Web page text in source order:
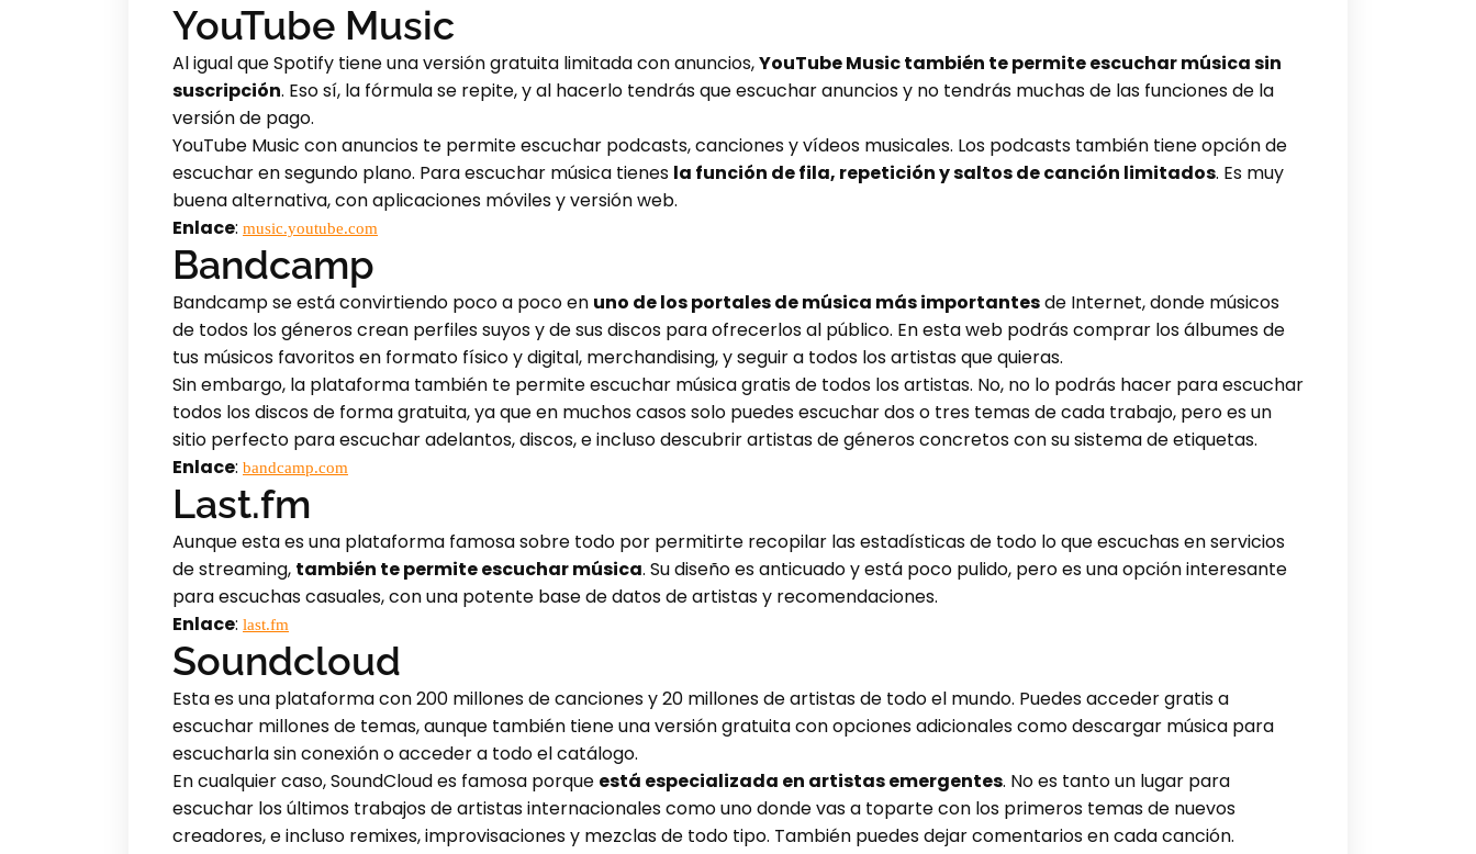
YouTube Music
Al igual que Spotify tiene una versión gratuita limitada con anuncios,YouTube Music también te permite escuchar música sin
suscripción. Eso sí, la fórmula se repite, y al hacerlo tendrás que escuchar anuncios y no tendrás muchas de las funciones de la
versión de pago.
YouTube Music con anuncios te permite escuchar podcasts, canciones y vídeos musicales. Los podcasts también tiene opción de
escuchar en segundo plano. Para escuchar música tienes la función de fila, repetición y saltos de canción limitados. Es muy
buena alternativa, con aplicaciones móviles y versión web.
Enlace: music.youtube.com
Bandcamp
Bandcamp se está convirtiendo poco a poco en uno de los portales de música más importantesde Internet, donde músicos
de todos los géneros crean perfiles suyos y de sus discos para ofrecerlos al público. En esta web podrás comprar los álbumes de
tus músicos favoritos en formato físico y digital, merchandising, y seguir a todos los artistas que quieras.
Sin embargo, la plataforma también te permite escuchar música gratis de todos los artistas. No, no lo podrás hacer para escuchar
todos los discos de forma gratuita, ya que en muchos casos solo puedes escuchar dos o tres temas de cada trabajo, pero es un
sitio perfecto para escuchar adelantos, discos, e incluso descubrir artistas de géneros concretos con su sistema de etiquetas.
Enlace: bandcamp.com
Last.fm
Aunque esta es una plataforma famosa sobre todo por permitirte recopilar las estadísticas de todo lo que escuchas en servicios
de streaming, también te permite escuchar música. Su diseño es anticuado y está poco pulido, pero es una opción interesante
para escuchas casuales, con una potente base de datos de artistas y recomendaciones.
Enlace: last.fm
Soundcloud
Esta es una plataforma con 200 millones de canciones y 20 millones de artistas de todo el mundo. Puedes acceder gratis a
escuchar millones de temas, aunque también tiene una versión gratuita con opciones adicionales como descargar música para
escucharla sin conexión o acceder a todo el catálogo.
En cualquier caso, SoundCloud es famosa porque está especializada en artistas emergentes. No es tanto un lugar para
escuchar los últimos trabajos de artistas internacionales como uno donde vas a toparte con los primeros temas de nuevos
creadores, e incluso remixes, improvisaciones y mezclas de todo tipo. También puedes dejar comentarios en cada canción.